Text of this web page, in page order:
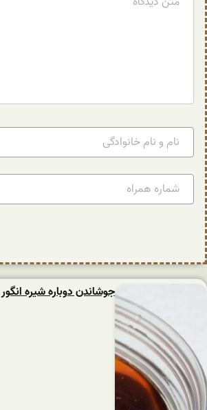
جوشاندن دوباره شیره انگور